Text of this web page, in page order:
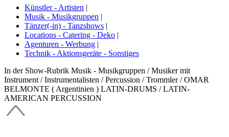
Künstler - Artisten |
Musik - Musikgruppen |
Tänzer(-in) - Tanzshows |
Locations - Catering - Deko |
Agenturen - Werbung |
Technik - Aktionsgeräte - Sonstiges
In der Show-Rubrik Musik - Musikgruppen / Musiker mit
Instrument / Instrumentalisten / Percussion / Trommler / OMAR
BELMONTE ( Argentinien ) LATIN-DRUMS / LATIN-
AMERICAN PERCUSSION